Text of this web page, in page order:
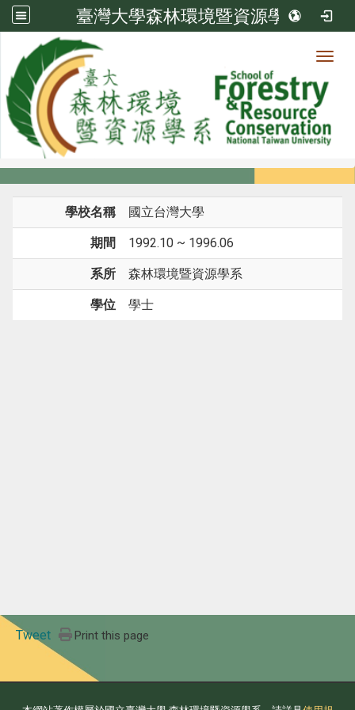
臺灣大學森林環境暨資源學系
系所成員
系所成員
學校名稱 國立台灣大學
期間 1992.10 ~ 1996.06
系所 森林環境暨資源學系
學位 學士
Tweet Print this page